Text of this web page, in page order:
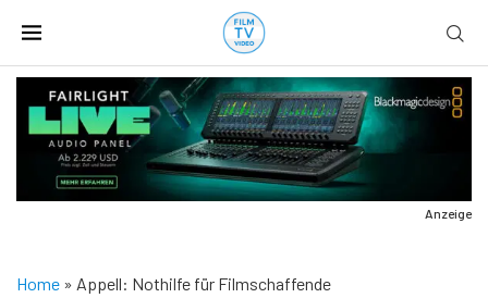
Anzeige
Home » Appell: Nothilfe für Filmschaffende